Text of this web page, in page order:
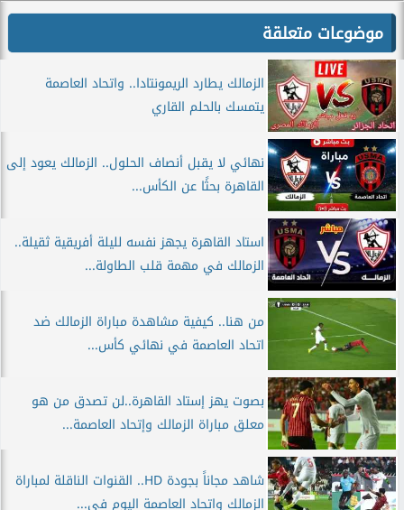
موضوعات متعلقة
الزمالك يطارد الريمونتادا.. واتحاد العاصمة
يتمسك بالحلم القاري
نهائي لا يقبل أنصاف الحلول.. الزمالك يعود إلى
القاهرة بحثًا عن الكأس...
استاد القاهرة يجهز نفسه لليلة أفريقية ثقيلة..
الزمالك في مهمة قلب الطاولة...
من هنا.. كيفية مشاهدة مباراة الزمالك ضد
اتحاد العاصمة في نهائي كأس...
بصوت يهز إستاد القاهرة..لن تصدق من هو
معلق مباراة الزمالك وإتحاد العاصمة...
شاهد مجاناً بجودة HD.. القنوات الناقلة لمباراة
الزمالك واتحاد العاصمة اليوم في...